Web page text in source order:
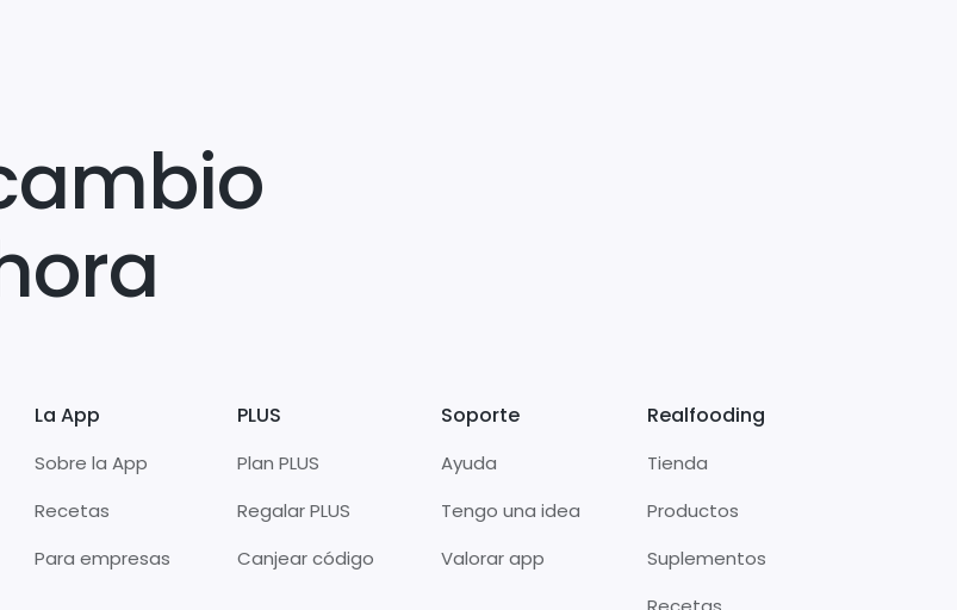
La App
Sobre la App
Recetas
Para empresas
PLUS
Plan PLUS
Regalar PLUS
Canjear código
Soporte
Ayuda
Tengo una idea
Valorar app
Realfooding
Tienda
Productos
Suplementos